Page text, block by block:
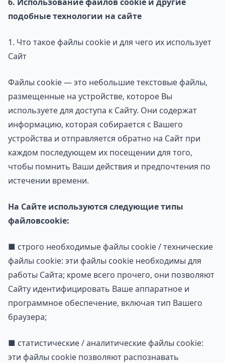
подобные технологии на сайте
1. Что такое файлы cookie и для чего их использует
Сайт
Файлы cookie — это небольшие текстовые файлы,
размещенные на устройстве, которое Вы
используете для доступа к Сайту. Они содержат
информацию, которая собирается с Вашего
устройства и отправляется обратно на Сайт при
каждом последующем их посещении для того,
чтобы помнить Ваши действия и предпочтения по
истечении времени.
На Сайте используются следующие типы
файловcookie:
■ строго необходимые файлы cookie / технические
файлы cookie: эти файлы cookie необходимы для
работы Сайта; кроме всего прочего, они позволяют
Сайту идентифицировать Ваше аппаратное и
программное обеспечение, включая тип Вашего
браузера;
■ статистические / аналитические файлы cookie:
эти файлы cookie позволяют распознавать